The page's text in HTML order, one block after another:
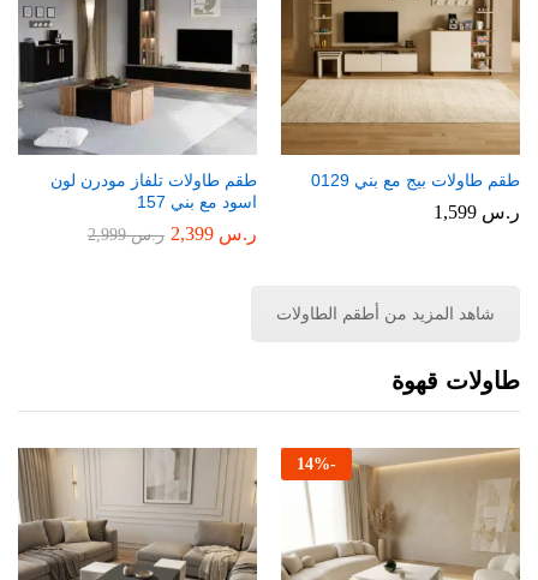
طقم طاولات بيج مع بني 0129
ر.س
طقم طاولات تلفاز مودرن لون
اسود مع بني 157
ر.س ر.س2,999
شاهد المزيد من أطقم الطاولات
طاولات قهوة
-
14%